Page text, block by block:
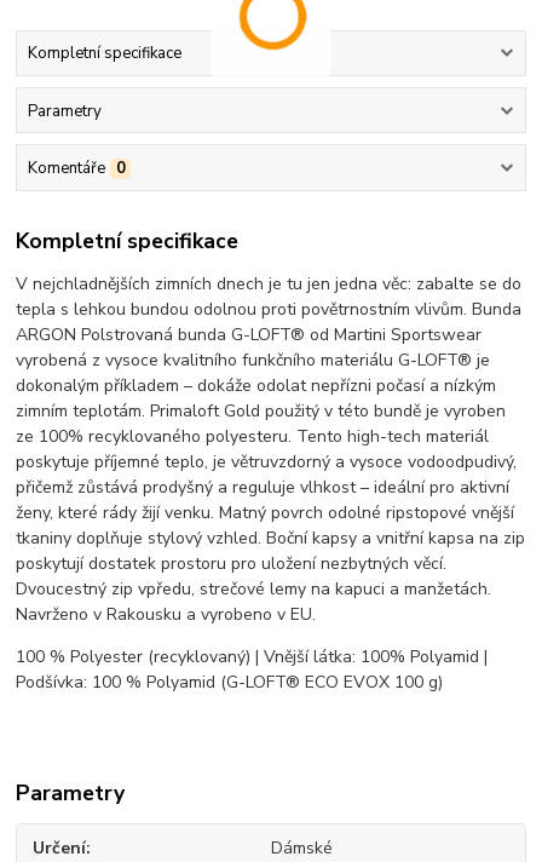
Kompletní specifikace
Parametry
Komentáře 0
Kompletní specifikace
V nejchladnějších zimních dnech je tu jen jedna věc: zabalte se do
tepla s lehkou bundou odolnou proti povětrnostním vlivům. Bunda
ARGON Polstrovaná bunda G-LOFT® od Martini Sportswear
vyrobená z vysoce kvalitního funkčního materiálu G-LOFT® je
dokonalým příkladem – dokáže odolat nepřízni počasí a nízkým
zimním teplotám. Primaloft Gold použitý v této bundě je vyroben
ze 100% recyklovaného polyesteru. Tento high-tech materiál
poskytuje příjemné teplo, je větruvzdorný a vysoce vodoodpudivý,
přičemž zůstává prodyšný a reguluje vlhkost – ideální pro aktivní
ženy, které rády žijí venku. Matný povrch odolné ripstopové vnější
tkaniny doplňuje stylový vzhled. Boční kapsy a vnitřní kapsa na zip
poskytují dostatek prostoru pro uložení nezbytných věcí.
Dvoucestný zip vpředu, strečové lemy na kapuci a manžetách.
Navrženo v Rakousku a vyrobeno v EU.
100 % Polyester (recyklovaný) | Vnější látka: 100% Polyamid |
Podšívka: 100 % Polyamid (G-LOFT® ECO EVOX 100 g)
Parametry
Určení Dámské